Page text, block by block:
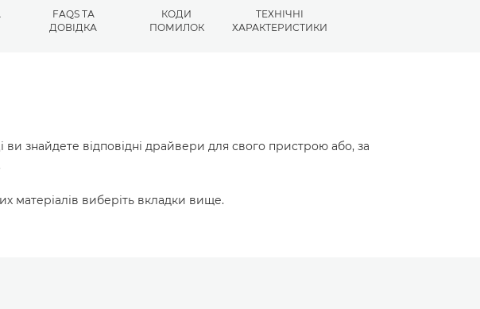
FAQS ТА
ДОВІДКА
КОДИ
ПОМИЛОК
ТЕХНІЧНІ
ХАРАКТЕРИСТИКИ
знайдете відповідні драйвери для свого пристрою або, за
матеріалів виберіть вкладки вище.